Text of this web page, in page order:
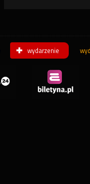
wydarzenie